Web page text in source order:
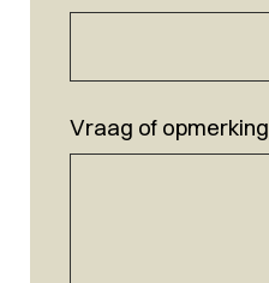
Vraag of opmerking